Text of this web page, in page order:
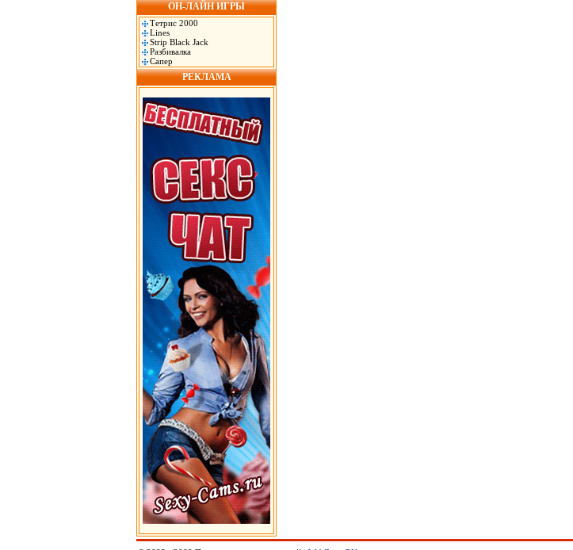
ОН-ЛАЙН ИГРЫ
Тетрис 2000
Lines
Strip Black Jack
Разбивалка
Сапер
РЕКЛАМА